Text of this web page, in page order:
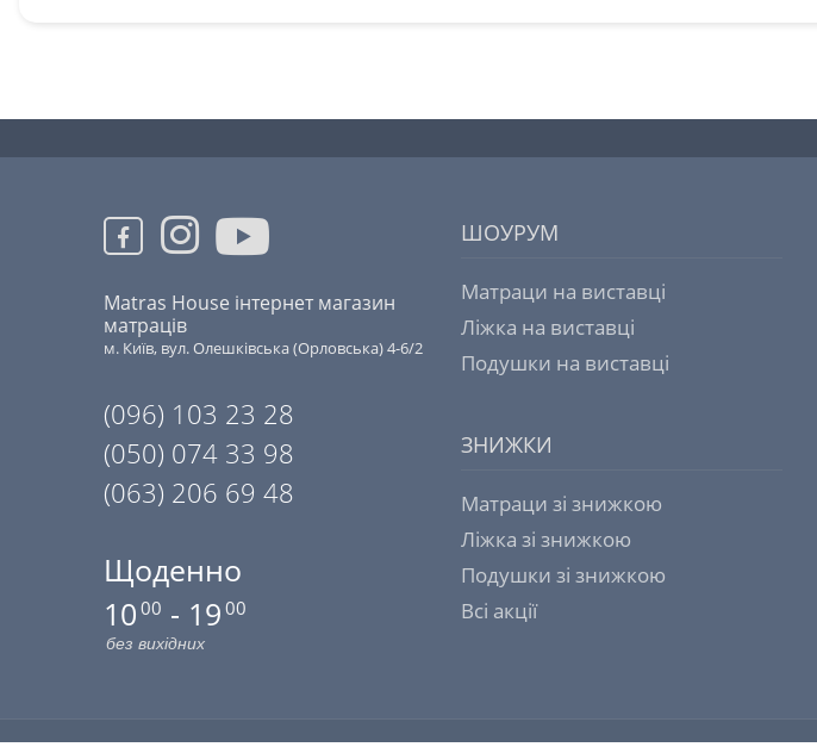
Matras House інтернет магазин
матраців
м. Київ, вул. Олешківська (Орловська) 4-6/2
(096) 103 23 28
(050) 074 33 98
(063) 206 69 48
Щоденно
10 00 - 19 00
без вихідних
ШОУРУМ
Матраци на виставці
Ліжка на виставці
Подушки на виставці
ЗНИЖКИ
Матраци зі знижкою
Ліжка зі знижкою
Подушки зі знижкою
Всі акції